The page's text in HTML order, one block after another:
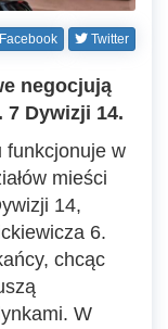
Facebook Twitter
negocjują
Dywizji 14.
funkcjonuje w
mieści
14,
6.
chcąc
W